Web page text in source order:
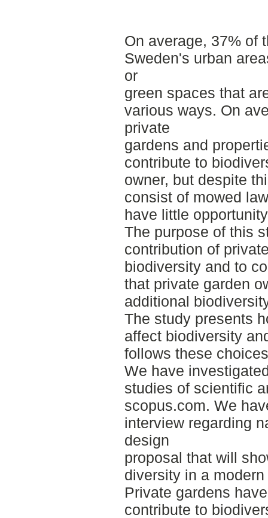
On average, 37% of
Sweden's urban
or
green spaces that
various ways. On
private
gardens and
contribute to
owner, but despite
consist of mowed
have little
The purpose of this
contribution of
biodiversity and to
that private garden
additional
The study presents
affect biodiversity
follows these
We have
studies of scientific
scopus.com. We
interview regarding
design
proposal that will
diversity in a
Private gardens
contribute to